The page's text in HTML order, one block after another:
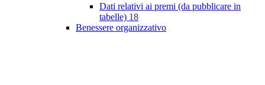
Dati relativi ai premi (da pubblicare in
tabelle) 18
Benessere organizzativo